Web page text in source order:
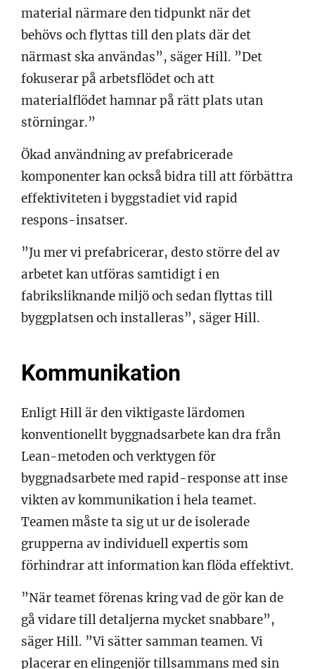
material närmare den tidpunkt när det
behövs och flyttas till den plats där det
närmast ska användas”, säger Hill. ”Det
fokuserar på arbetsflödet och att
materialflödet hamnar på rätt plats utan
störningar.”
Ökad användning av prefabricerade
komponenter kan också bidra till att förbättra
effektiviteten i byggstadiet vid rapid
respons-insatser.
”Ju mer vi prefabricerar, desto större del av
arbetet kan utföras samtidigt i en
fabriksliknande miljö och sedan flyttas till
byggplatsen och installeras”, säger Hill.
Kommunikation
Enligt Hill är den viktigaste lärdomen
konventionellt byggnadsarbete kan dra från
Lean-metoden och verktygen för
byggnadsarbete med rapid-response att inse
vikten av kommunikation i hela teamet.
Teamen måste ta sig ut ur de isolerade
grupperna av individuell expertis som
förhindrar att information kan flöda effektivt.
”När teamet förenas kring vad de gör kan de
gå vidare till detaljerna mycket snabbare”,
säger Hill. ”Vi sätter samman teamen. Vi
placerar en elingenjör tillsammans med sin